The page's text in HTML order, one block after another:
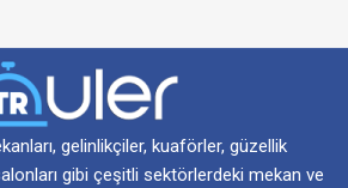
gelinlikçiler, kuaförler, güzellik
gibi çeşitli sektörlerdeki mekan ve